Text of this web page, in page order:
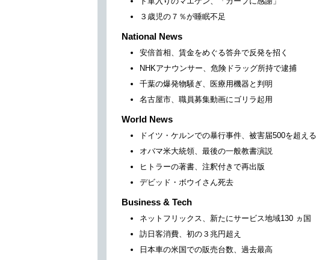
３歳児の７％が睡眠不足
National News
安倍首相、賃金をめぐる答弁で反発を招く
NHKアナウンサー、危険ドラッグ所持で逮捕
千葉の爆発物騒ぎ、医療用機器と判明
名古屋市、職員募集動画にゴリラ起用
World News
ドイツ・ケルンでの暴行事件、被害届500を超える
オバマ米大統領、最後の一般教書演説
ヒトラーの著書、注釈付きで再出版
デビッド・ボウイさん死去
Business & Tech
ネットフリックス、新たにサービス地域130 ヵ国
訪日客消費、初の３兆円超え
日本車の米国での販売台数、過去最高